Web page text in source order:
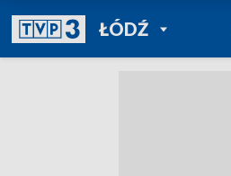
ŁÓDŹPOWRÓT DO
TVP REGIONY